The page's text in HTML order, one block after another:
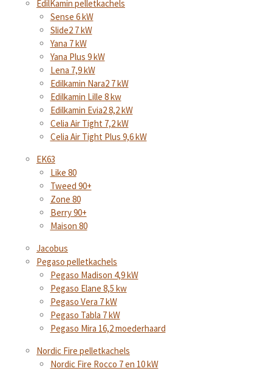
EdilKamin pelletkachels
Sense 6 kW
Slide2 7 kW
Yana 7 kW
Yana Plus 9 kW
Lena 7,9 kW
Edilkamin Nara2 7 kW
Edilkamin Lille 8 kw
Edilkamin Evia2 8,2 kW
Celia Air Tight 7,2 kW
Celia Air Tight Plus 9,6 kW
EK63
Like 80
Tweed 90+
Zone 80
Berry 90+
Maison 80
Jacobus
Pegaso pelletkachels
Pegaso Madison 4,9 kW
Pegaso Elane 8,5 kw
Pegaso Vera 7 kW
Pegaso Tabla 7 kW
Pegaso Mira 16,2 moederhaard
Nordic Fire pelletkachels
Nordic Fire Rocco 7 en 10 kW